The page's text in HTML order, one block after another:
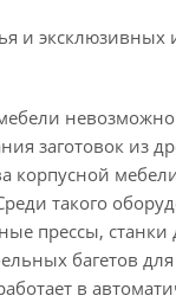
и
заготовок из
корпусной
такого
прессы,
багетов
в